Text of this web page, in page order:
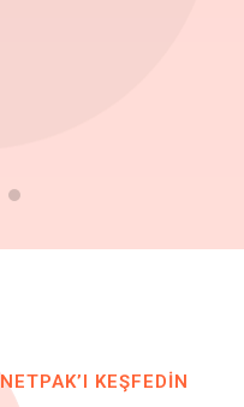
NETPAK’I KEŞFEDİN